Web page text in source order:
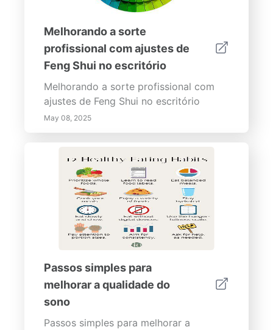
Melhorando a sorte
profissional com ajustes de
Feng Shui no escritório
Melhorando a sorte profissional com
ajustes de Feng Shui no escritório
May 08, 2025
Passos simples para
melhorar a qualidade do
sono
Passos simples para melhorar a